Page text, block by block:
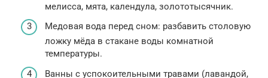
мелисса, мята, календула, золототысячник.
Медовая вода перед сном: разбавить столовую
ложку мёда в стакане воды комнатной
температуры.
Ванны с успокоительными травами (лавандой,